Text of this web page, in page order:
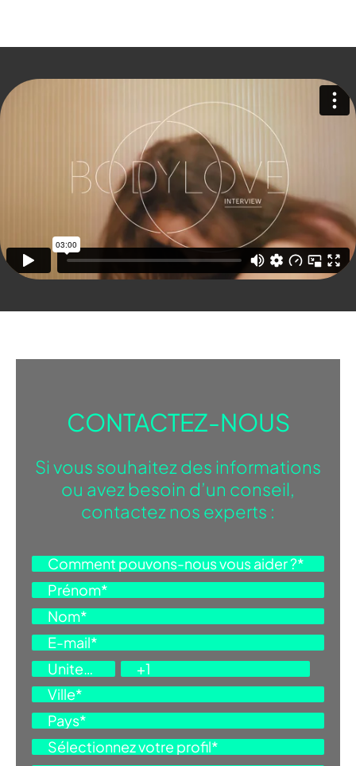
CONTACTEZ-NOUS
Si vous souhaitez des informations
ou avez besoin d’un conseil,
contactez nos experts :